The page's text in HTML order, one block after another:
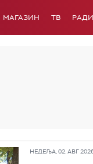
МАГАЗИН ТВ
НЕДЕЉА, 02. АВГ